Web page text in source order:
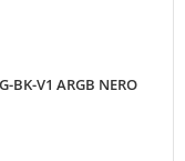
BK-V1 ARGB NERO